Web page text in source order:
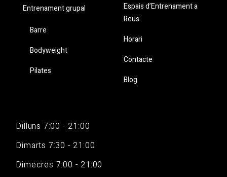
Entrenament grupal
Barre
Bodyweight
Pilates
Espais d’Entrenament a
Reus
Horari
Contacte
Blog
Dilluns 7:00 - 21:00
Dimarts 7:30 - 21:00
Dimecres 7:00 - 21:00